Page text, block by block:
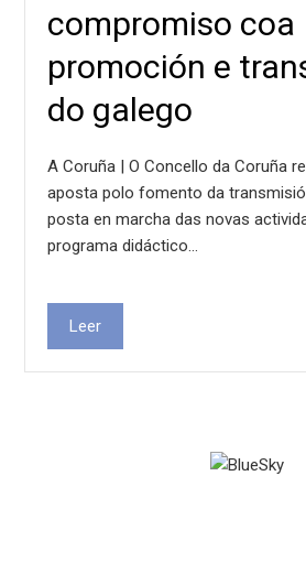
compromiso coa
promoción e
do galego
A Coruña |​ O Concello da Coruña
aposta polo fomento da
posta en marcha das novas
programa didáctico…
Leer